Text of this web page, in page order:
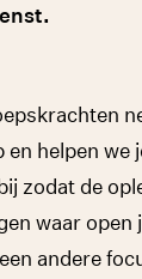
helpen
zodat de
waar
andere